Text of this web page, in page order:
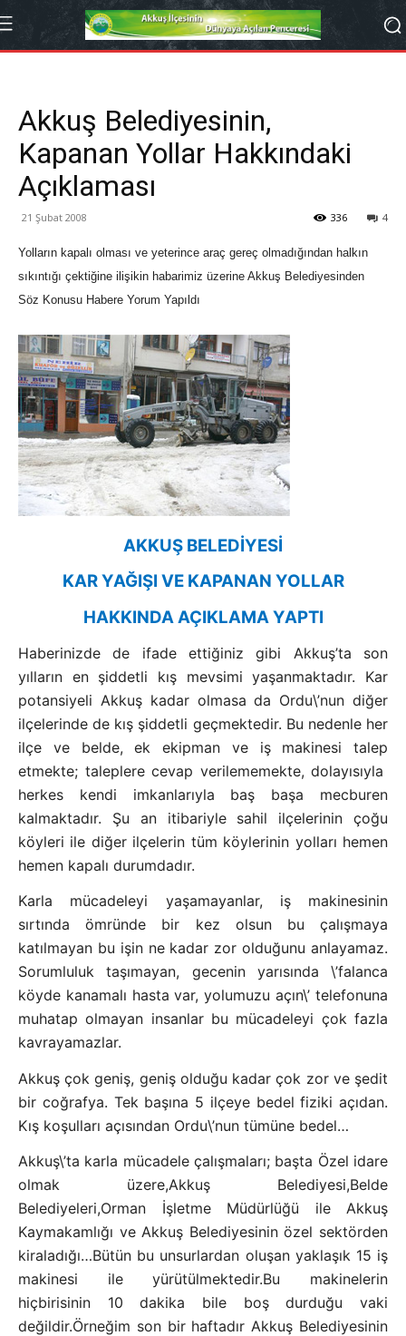
Akkuş Belediyesinin,
Kapanan Yollar Hakkındaki
Açıklaması
21 Şubat 2008 4
336
Yolların kapalı olması ve yeterince araç gereç olmadığından halkın
sıkıntığı çektiğine ilişikin habarimiz üzerine Akkuş Belediyesinden
Söz Konusu Habere Yorum Yapıldı
AKKUŞ BELEDİYESİ
KAR YAĞIŞI VE KAPANAN YOLLAR
HAKKINDA AÇIKLAMA YAPTI
Haberinizde de ifade ettiğiniz gibi Akkuş’ta son
yılların en şiddetli kış mevsimi yaşanmaktadır. Kar
potansiyeli Akkuş kadar olmasa da Ordu\’nun diğer
ilçelerinde de kış şiddetli geçmektedir. Bu nedenle her
ilçe ve belde, ek ekipman ve iş makinesi talep
etmekte; taleplere cevap verilememekte, dolayısıyla
herkes kendi imkanlarıyla baş başa mecburen
kalmaktadır. Şu an itibariyle sahil ilçelerinin çoğu
köyleri ile diğer ilçelerin tüm köylerinin yolları hemen
hemen kapalı durumdadır.
Karla mücadeleyi yaşamayanlar, iş makinesinin
sırtında ömründe bir kez olsun bu çalışmaya
katılmayan bu işin ne kadar zor olduğunu anlayamaz.
Sorumluluk taşımayan, gecenin yarısında \’falanca
köyde kanamalı hasta var, yolumuzu açın\’ telefonuna
muhatap olmayan insanlar bu mücadeleyi çok fazla
kavrayamazlar.
Akkuş çok geniş, geniş olduğu kadar çok zor ve şedit
bir coğrafya. Tek başına 5 ilçeye bedel fiziki açıdan.
Kış koşulları açısından Ordu\’nun tümüne bedel…
Akkuş\’ta karla mücadele çalışmaları; başta Özel idare
olmak üzere,Akkuş Belediyesi,Belde
Belediyeleri,Orman İşletme Müdürlüğü ile Akkuş
Kaymakamlığı ve Akkuş Belediyesinin özel sektörden
kiraladığı…Bütün bu unsurlardan oluşan yaklaşık 15 iş
makinesi ile yürütülmektedir.Bu makinelerin
hiçbirisinin 10 dakika bile boş durduğu vaki
değildir.Örneğim son bir haftadır Akkuş Belediyesinin